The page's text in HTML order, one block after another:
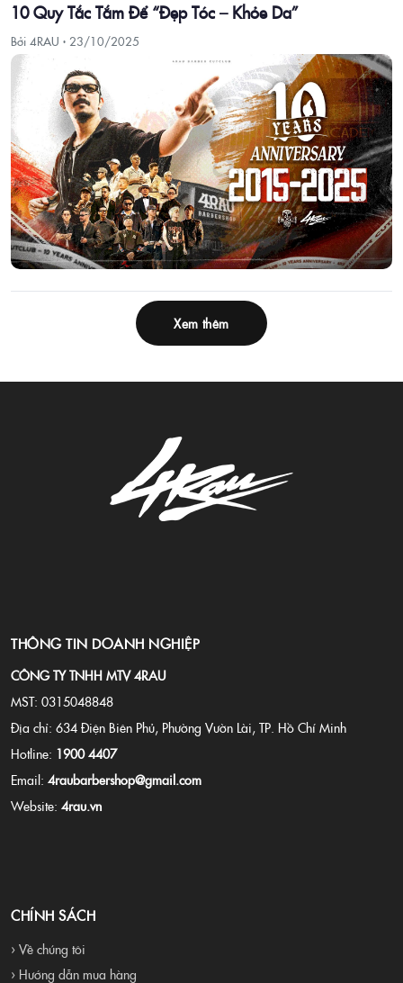
10 Quy Tắc Tắm Để “Đẹp Tóc – Khỏe Da”
Bởi 4RAU · 23/10/2025
Xem thêm
THÔNG TIN DOANH NGHIỆP
CÔNG TY TNHH MTV 4RAU
MST: 0315048848
Địa chỉ: 634 Điện Biên Phủ, Phường Vườn Lài, TP. Hồ Chí Minh
Hotline: 1900 4407
Email: 4raubarbershop@gmail.com
Website: 4rau.vn
CHÍNH SÁCH
› Về chúng tôi
› Hướng dẫn mua hàng